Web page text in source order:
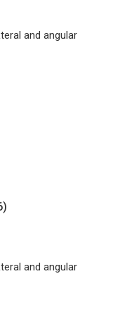
and angular
and angular